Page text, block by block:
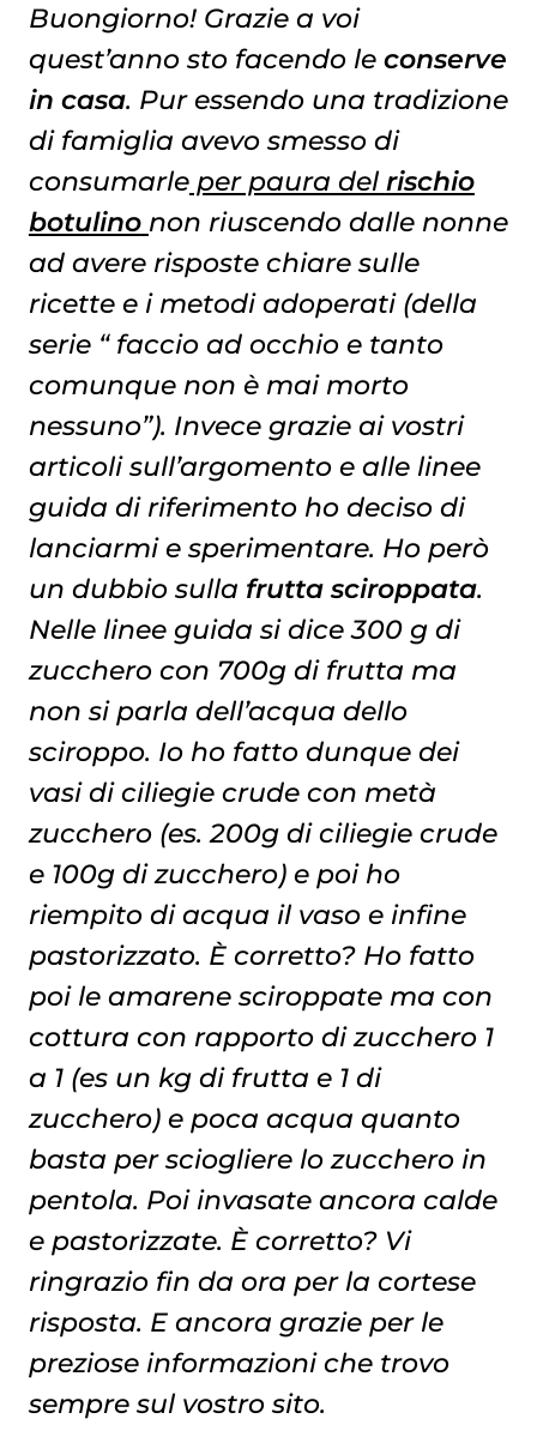
Buongiorno! Grazie a voi
quest’anno sto facendo le conserve
in casa. Pur essendo una tradizione
di famiglia avevo smesso di
consumarleper paura del rischio
botulino non riuscendo dalle nonne
ad avere risposte chiare sulle
ricette e i metodi adoperati (della
serie “ faccio ad occhio e tanto
comunque non è mai morto
nessuno”). Invece grazie ai vostri
articoli sull’argomento e alle linee
guida di riferimento ho deciso di
lanciarmi e sperimentare. Ho però
un dubbio sulla frutta sciroppata.
Nelle linee guida si dice 300 g di
zucchero con 700g di frutta ma
non si parla dell’acqua dello
sciroppo. Io ho fatto dunque dei
vasi di ciliegie crude con metà
zucchero (es. 200g di ciliegie crude
e 100g di zucchero) e poi ho
riempito di acqua il vaso e infine
pastorizzato. È corretto? Ho fatto
poi le amarene sciroppate ma con
cottura con rapporto di zucchero 1
a 1 (es un kg di frutta e 1 di
zucchero) e poca acqua quanto
basta per sciogliere lo zucchero in
pentola. Poi invasate ancora calde
e pastorizzate. È corretto? Vi
ringrazio fin da ora per la cortese
risposta. E ancora grazie per le
preziose informazioni che trovo
sempre sul vostro sito.